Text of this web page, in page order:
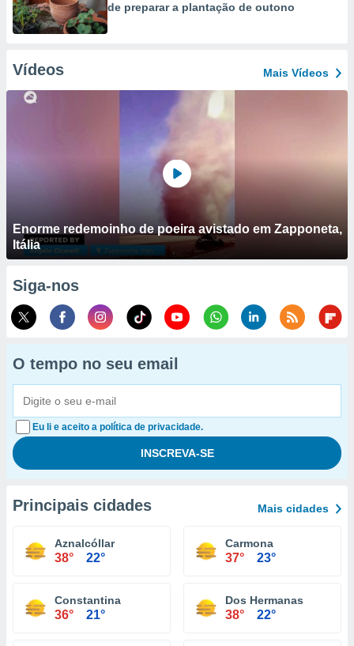
de preparar a plantação de outono
Vídeos Mais Vídeos
Enorme redemoinho de poeira avistado em Zapponeta,
Itália
Siga-nos
O tempo no seu email
Eu li e aceito a política de privacidade.
Principais cidades Mais cidades
Aznalcóllar
38° 22°
Carmona
37° 23°
Constantina
36° 21°
Dos Hermanas
38° 22°